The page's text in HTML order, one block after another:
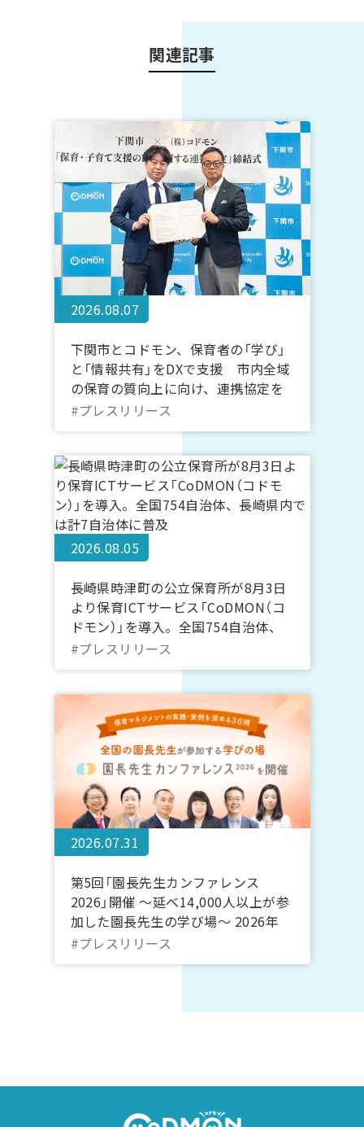
関連記事
2026.08.07
下関市とコドモン、保育者の「学び」
と「情報共有」をDXで支援 市内全域
の保育の質向上に向け、連携協定を
締結
#プレスリリース
2026.08.05
長崎県時津町の公立保育所が8月3日
より保育ICTサービス「CoDMON（コ
ドモン）」を導入。全国754自治体、
長崎県内では計7自治体に普及
#プレスリリース
2026.07.31
第5回「園長先生カンファレンス
2026」開催 ～延べ14,000人以上が参
加した園長先生の学び場～ 2026年
10月20日～22日＠オンライン｜コド
#プレスリリース